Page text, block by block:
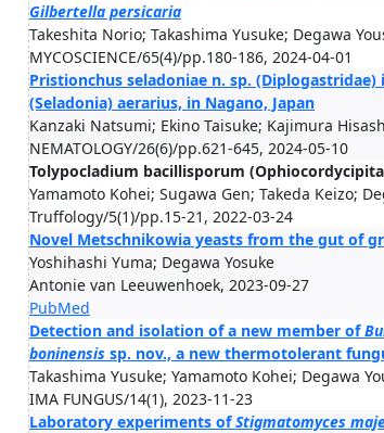
Gilbertella persicaria
Takeshita Norio; Takashima Yusuke; Degawa
MYCOSCIENCE/65(4)/pp.180-186, 2024-04-01
Pristionchus seladoniae n. sp.
(Seladonia) aerarius, in Nagano, Japan
Kanzaki Natsumi; Ekino Taisuke; Kajimura
NEMATOLOGY/26(6)/pp.621-645, 2024-05-10
Tolypocladium bacillisporum
Yamamoto Kohei; Sugawa Gen; Takeda Keizo;
Truffology/5(1)/pp.15-21, 2022-03-24
Novel Metschnikowia yeasts from the gut of
Yoshihashi Yuma; Degawa Yosuke
Antonie van Leeuwenhoek, 2023-09-27
PubMed
Detection and isolation of a new member of
boninensis sp. nov., a new thermotolerant
Takashima Yusuke; Yamamoto Kohei; Degawa
IMA FUNGUS/14(1), 2023-11-23
Laboratory experiments ofStigmatomyces